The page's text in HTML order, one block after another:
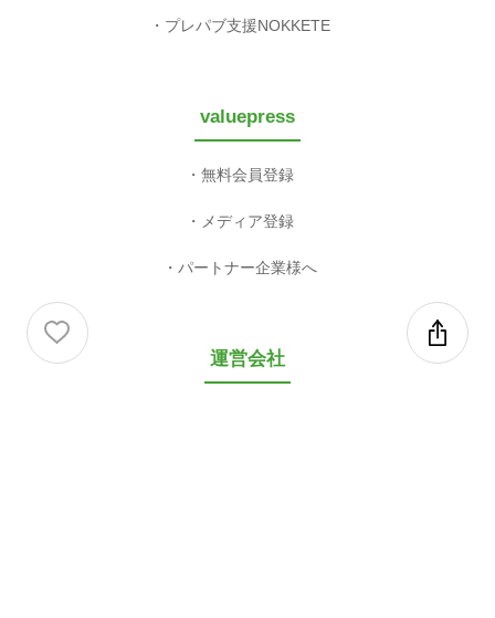
プレパブ支援NOKKETE
valuepress
無料会員登録
メディア登録
パートナー企業様へ
運営会社